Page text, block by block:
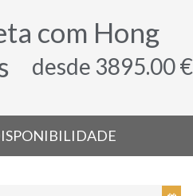
com Hong
desde 3895.00 €